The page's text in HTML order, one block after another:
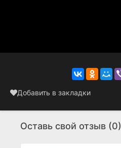
Добавить в закладки
Оставь свой отзыв (0)